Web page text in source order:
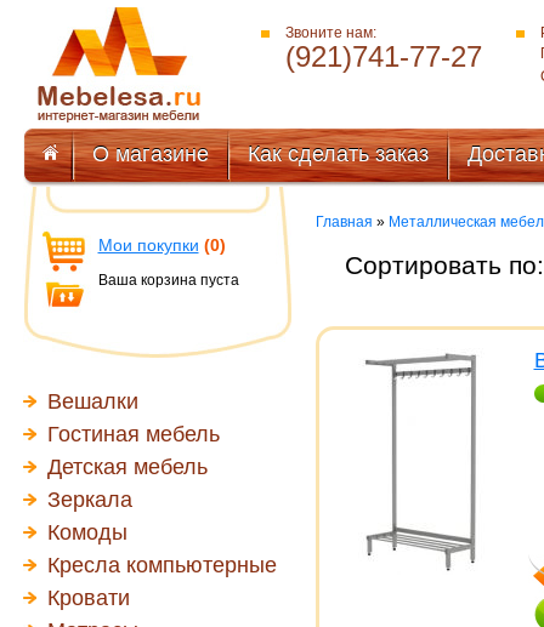
Звоните нам:
(921)741-77-27
О магазине Как сделать заказ
Мои покупки (0)
Ваша корзина пуста
Вешалки
Гостиная мебель
Детская мебель
Зеркала
Комоды
Кресла компьютерные
Кровати
Главная » Металлическая
Сортировать